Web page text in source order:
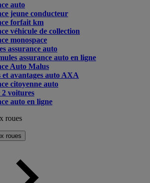
auto
jeune conducteur
forfait km
véhicule de collection
monospace
assurance auto
assurance auto en ligne
Auto Malus
et avantages auto AXA
citoyenne auto
2 voitures
auto en ligne
roues
roues